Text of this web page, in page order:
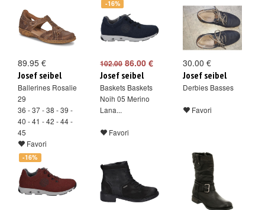
89.95 €
Josef seibel
Ballerines Rosalie
29
36 - 37 - 38 - 39 -
40 - 41 - 42 - 44 -
45
Favori
-16%
102.0086.00 €
Josef seibel
Baskets Baskets
Noih 05 Merino
Lana...
Favori
30.00 €
Josef seibel
Derbies Basses
Favori
-16%